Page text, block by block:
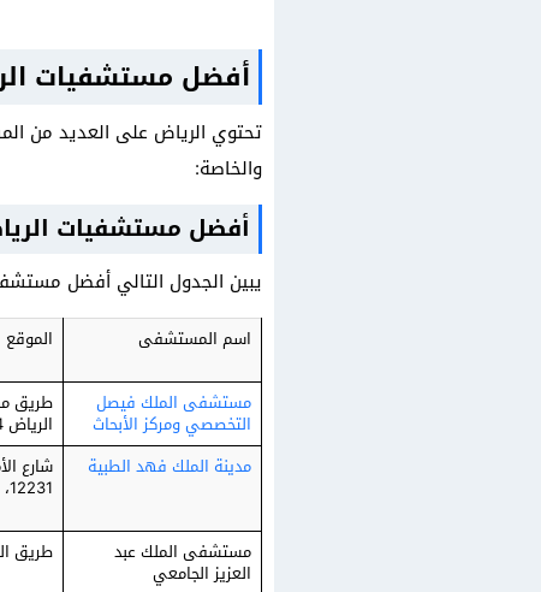
أفضل مستشفيات
تحتوي الرياض على العديد من
والخاصة:
أفضل مستشفيات
يبين الجدول التالي أفضل
اسم المستشفى الموقع
مستشفى الملك فيصل
التخصصي ومركز الأبحاث
طريق
الرياض 11564، المملكة العربية السعودية
مدينة الملك فهد الطبية شارع
12231، المملكة العربية السعودية
مستشفى الملك عبد
العزيز الجامعي
طريق